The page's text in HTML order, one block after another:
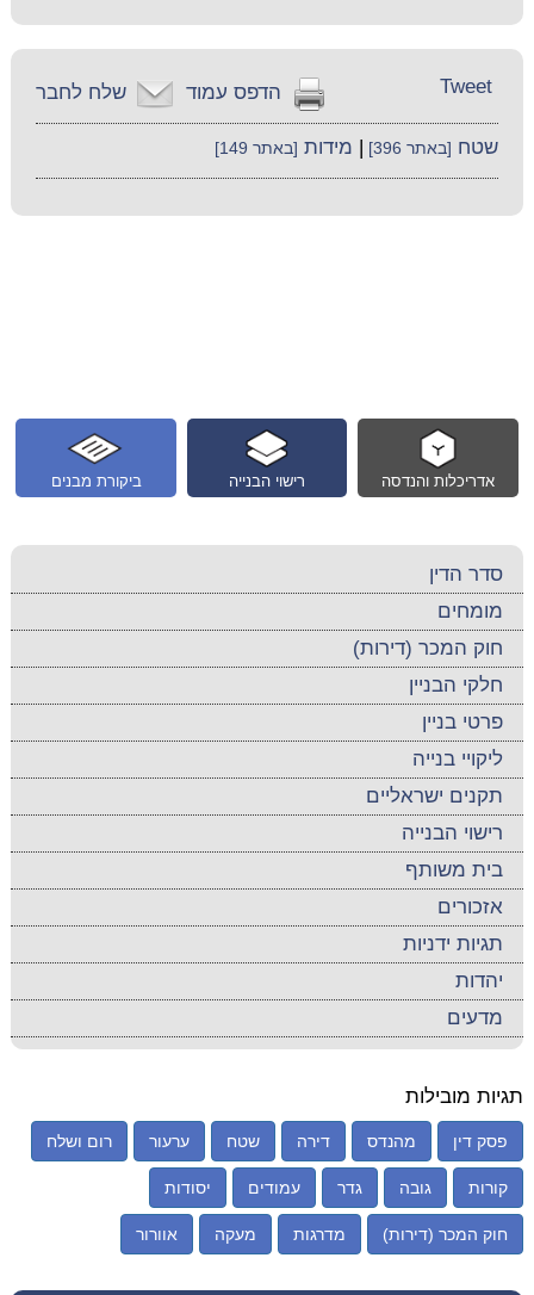
שלח לחבר הדפס עמוד Tweet
שטח [באתר 396] | מידות [באתר 149]
ביקורת מבנים רישוי הבנייה אדריכלות והנדסה
סדר הדין
מומחים
חוק המכר (דירות)
חלקי הבניין
פרטי בניין
ליקויי בנייה
תקנים ישראליים
רישוי הבנייה
בית משותף
אזכורים
תגיות ידניות
יהדות
מדעים
תגיות מובילות
פסק דין מהנדס דירה שטח ערעור רום ושלח
קורות גובה גדר עמודים יסודות
חוק המכר (דירות) מדרגות מעקה אוורור